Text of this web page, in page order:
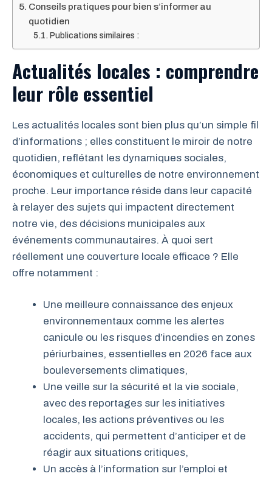
Conseils pratiques pour bien s’informer au
quotidien
Publications similaires :
Actualités locales : comprendre
leur rôle essentiel
Les actualités locales sont bien plus qu’un simple fil
d’informations ; elles constituent le miroir de notre
quotidien, reflétant les dynamiques sociales,
économiques et culturelles de notre environnement
proche. Leur importance réside dans leur capacité
à relayer des sujets qui impactent directement
notre vie, des décisions municipales aux
événements communautaires. À quoi sert
réellement une couverture locale efficace ? Elle
offre notamment :
Une meilleure connaissance des enjeux
environnementaux comme les alertes
canicule ou les risques d’incendies en zones
périurbaines, essentielles en 2026 face aux
bouleversements climatiques,
Une veille sur la sécurité et la vie sociale,
avec des reportages sur les initiatives
locales, les actions préventives ou les
accidents, qui permettent d’anticiper et de
réagir aux situations critiques,
Un accès à l’information sur l’emploi et